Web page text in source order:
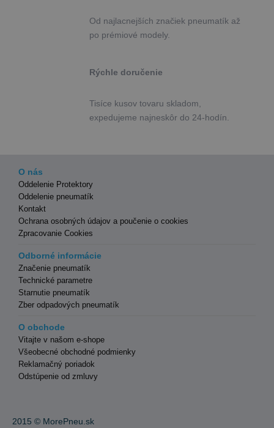
Od najlacnejších značiek pneumatík až
po prémiové modely.
Rýchle doručenie
Tisíce kusov tovaru skladom,
expedujeme najneskôr do 24-hodín.
O nás
Oddelenie Protektory
Oddelenie pneumatík
Kontakt
Ochrana osobných údajov a poučenie o cookies
Zpracovanie Cookies
Odborné informácie
Značenie pneumatík
Technické parametre
Starnutie pneumatík
Zber odpadových pneumatík
O obchode
Vitajte v našom e-shope
Všeobecné obchodné podmienky
Reklamačný poriadok
Odstúpenie od zmluvy
2015 © MorePneu.sk